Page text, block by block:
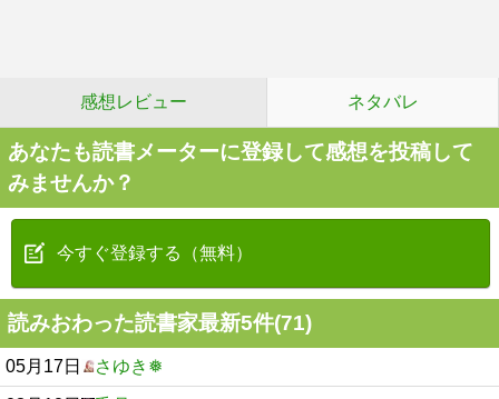
感想レビュー ネタバレ
あなたも読書メーターに登録して感想を投稿して
みませんか？
今すぐ登録する（無料）
読みおわった読書家最新5件(71)
05月17日 さゆき❅